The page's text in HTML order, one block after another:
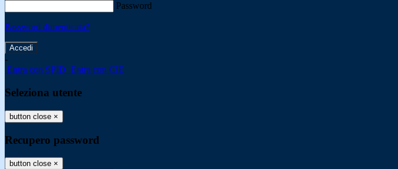
Password
Password dimenticata?
-
Entra con SPID Entra con CIE
Seleziona utente
button close ×
Recupero password
button close ×